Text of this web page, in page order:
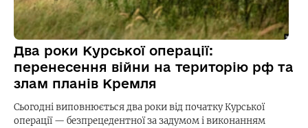
Два роки Курської операції:
перенесення війни на територію рф та
злам планів Кремля
Сьогодні виповнюється два роки від початку Курської
операції — безпрецедентної за задумом і виконанням